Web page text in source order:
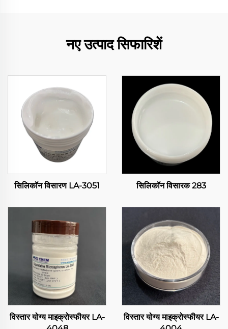
नए उत्पाद सिफारिशें
सिलिकॉन विसारण LA-3051 सिलिकॉन विसारक 283
विस्तार योग्य माइक्रोस्फीयर LA-
विस्तार योग्य माइक्रोस्फीयर LA-